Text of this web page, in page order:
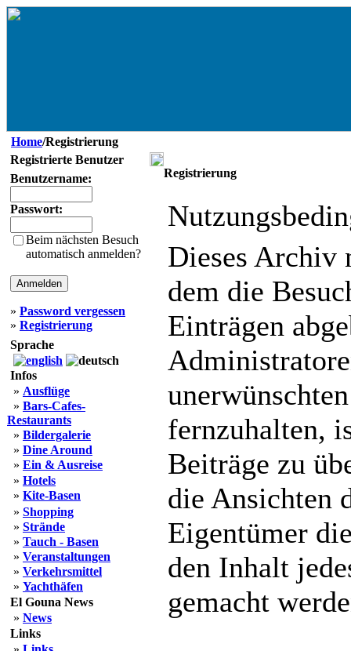
Home/Registrierung
Registrierte Benutzer
Benutzername:
Passwort:
Beim nächsten Besuch
automatisch anmelden?
» Password vergessen
» Registrierung
Sprache
Infos
» Ausflüge
» Bars-Cafes-
Restaurants
» Bildergalerie
» Dine Around
» Ein & Ausreise
» Hotels
» Kite-Basen
» Shopping
» Strände
» Tauch - Basen
» Veranstaltungen
» Verkehrsmittel
» Yachthäfen
El Gouna News
» News
Links
Registrierung
Dieses Archiv
dem die
Einträgen
fernzuhalten,
Beiträge zu
die Ansichten
Eigentümer
den Inhalt
gemacht